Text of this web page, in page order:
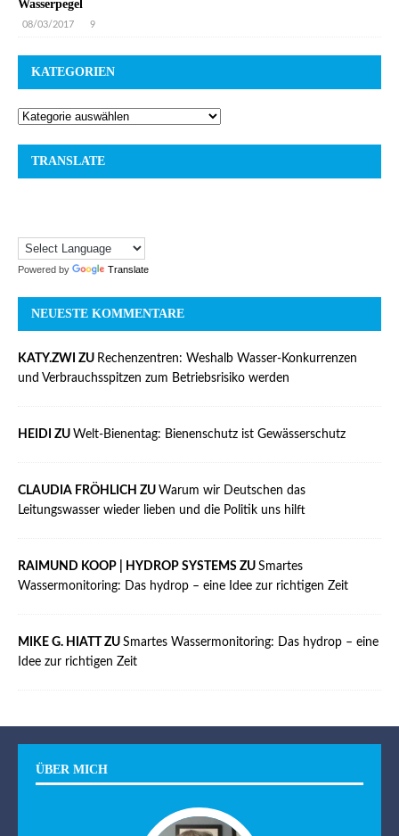
Wasserpegel
08/03/2017 9
KATEGORIEN
TRANSLATE
Powered by Translate
NEUESTE KOMMENTARE
KATY.ZWI ZU Rechenzentren: Weshalb Wasser-Konkurrenzen
und Verbrauchsspitzen zum Betriebsrisiko werden
HEIDI ZU Welt-Bienentag: Bienenschutz ist Gewässerschutz
CLAUDIA FRÖHLICH ZU Warum wir Deutschen das
Leitungswasser wieder lieben und die Politik uns hilft
RAIMUND KOOP | HYDROP SYSTEMS ZU Smartes
Wassermonitoring: Das hydrop – eine Idee zur richtigen Zeit
MIKE G. HIATT ZU Smartes Wassermonitoring: Das hydrop – eine
Idee zur richtigen Zeit
ÜBER MICH